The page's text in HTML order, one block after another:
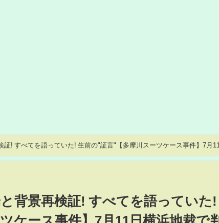
証! すべてを語っていた! 生前の"証言"【多摩川スーツケース事件】7月11
と背景再検証! すべてを語っていた!
ケース事件】7月11日横浜地裁で